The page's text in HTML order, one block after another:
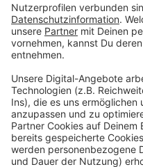
Investitionen eventuell
Kreisumlage wiederum
Anzeige
Anzeige